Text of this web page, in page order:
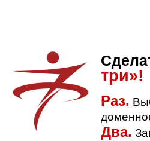
три»!
Раз.
Два.